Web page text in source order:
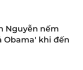
Nguyễn nếm
Obama' khi đến